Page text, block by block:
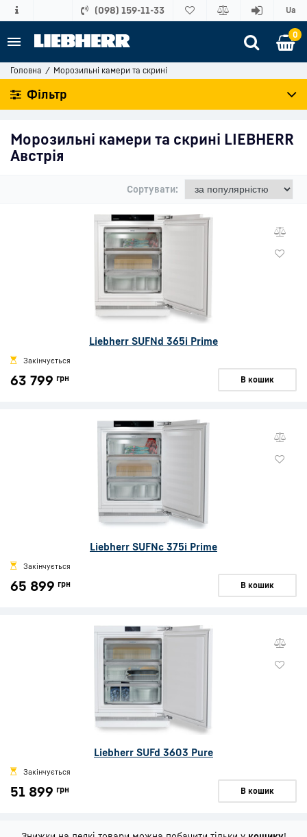
(098) 159-11-33 Ua
0
Головна Морозильні камери та скрині
Фільтр
Морозильні камери та скрині LIEBHERR
Австрія
Сортувати:
Liebherr SUFNd 365i Prime
Закінчується
63 799 грн В кошик
Liebherr SUFNc 375i Prime
Закінчується
65 899 грн В кошик
Liebherr SUFd 3603 Pure
Закінчується
51 899 грн В кошик